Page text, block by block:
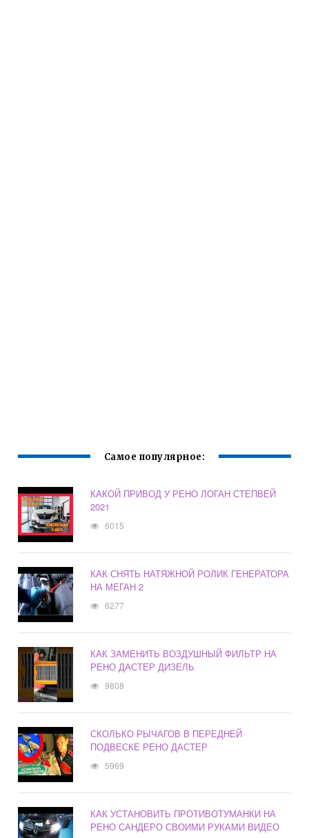
Самое популярное:
КАКОЙ ПРИВОД У РЕНО ЛОГАН СТЕПВЕЙ
2021
6015
КАК СНЯТЬ НАТЯЖНОЙ РОЛИК ГЕНЕРАТОРА
НА МЕГАН 2
6277
КАК ЗАМЕНИТЬ ВОЗДУШНЫЙ ФИЛЬТР НА
РЕНО ДАСТЕР ДИЗЕЛЬ
9808
СКОЛЬКО РЫЧАГОВ В ПЕРЕДНЕЙ
ПОДВЕСКЕ РЕНО ДАСТЕР
5969
КАК УСТАНОВИТЬ ПРОТИВОТУМАНКИ НА
РЕНО САНДЕРО СВОИМИ РУКАМИ ВИДЕО